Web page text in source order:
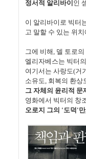
정서적 알리바이 인
이 알리바이로 빅터
고 말할 수 있는 위
그에 비해, 델 토로
엘리자베스는 빅터
여기서는 사랑도(거
소유도, 회복의 환상
그 자체의 윤리적 문
영화에서 빅터의 창
오로지 그의 '도덕 '만